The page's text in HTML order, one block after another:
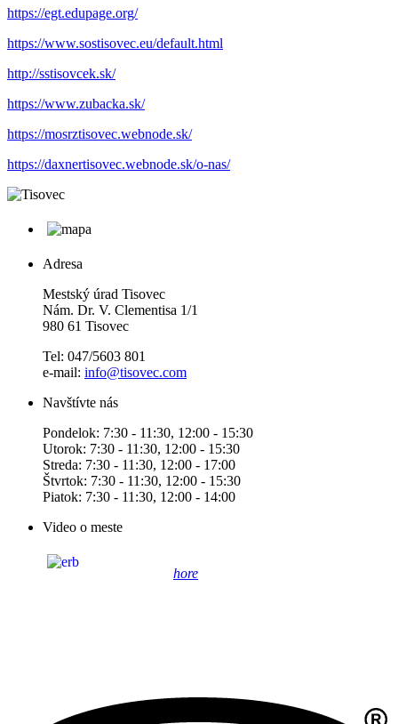
https://egt.edupage.org/
https://www.sostisovec.eu/default.html
http://sstisovcek.sk/
https://www.zubacka.sk/
https://mosrztisovec.webnode.sk/
https://daxnertisovec.webnode.sk/o-nas/
Adresa
Mestský úrad Tisovec
Nám. Dr. V. Clementisa 1/1
980 61 Tisovec
Tel: 047/5603 801
e-mail: info@tisovec.com
Navštívte nás
Pondelok: 7:30 - 11:30, 12:00 - 15:30
Utorok: 7:30 - 11:30, 12:00 - 15:30
Streda: 7:30 - 11:30, 12:00 - 17:00
Štvrtok: 7:30 - 11:30, 12:00 - 15:30
Piatok: 7:30 - 11:30, 12:00 - 14:00
Video o meste
hore